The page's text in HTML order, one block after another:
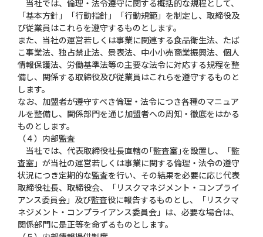
当社では、倫理・法令遵守に関する概括的な規程として、
「基本方針」「行動指針」「行動規範」を制定し、取締役及
び従業員はこれらを遵守するものとします。
また、当社の運営若しくは事業に関連する食品衛生法、たば
こ事業法、独占禁止法、景表法、中小小売商業振興法、個人
情報保護法、労働基準法等の主要な法令に対応する規程を整
備し、関係する取締役及び従業員はこれらを遵守するものと
します。
なお、加盟者が遵守すべき倫理・法令につき各種のマニュア
ルを整備し、関係部門を通じ加盟者への周知・徹底をはかる
ものとします。
（４）内部監査
当社では、代表取締役社長直轄の｢監査室｣を設置し、「監
査室」が当社の運営若しくは事業に関する倫理・法令の遵守
状況につき定期的な監査を行い、その結果を必要に応じ代表
取締役社長、取締役会、「リスクマネジメント・コンプライ
アンス委員会」及び監査役に報告するものとし、「リスクマ
ネジメント・コンプライアンス委員会」は、必要な場合は、
関係部門に是正等を命ずるものとします。